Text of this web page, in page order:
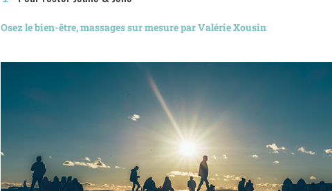
Osez le bien-être, massages sur mesure par Valérie Xousin